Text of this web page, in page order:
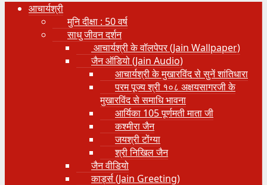
आचार्यश्री
मुनि दीक्षा : 50 वर्ष
साधु जीवन दर्शन
आचार्यश्री के वॉलपेपर (Jain Wallpaper)
जैन ऑडियो (Jain Audio)
आचार्यश्री के मुखारविंद से सुनें शांतिधारा
परम पूज्य श्री १०८ अक्षयसागरजी के
मुखारविंद से समाधि भावना
आर्यिका 105 पूर्णमती माता जी
कश्मीरा जैन
जयश्री टोंग्या
श्री निखिल जैन
जैन वीडियो
कार्ड्स (Jain Greeting)